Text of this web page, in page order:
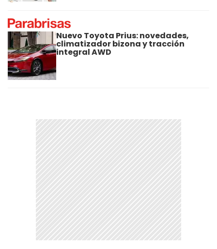
Nuevo Toyota Prius: novedades,
climatizador bizona y tracción
integral AWD